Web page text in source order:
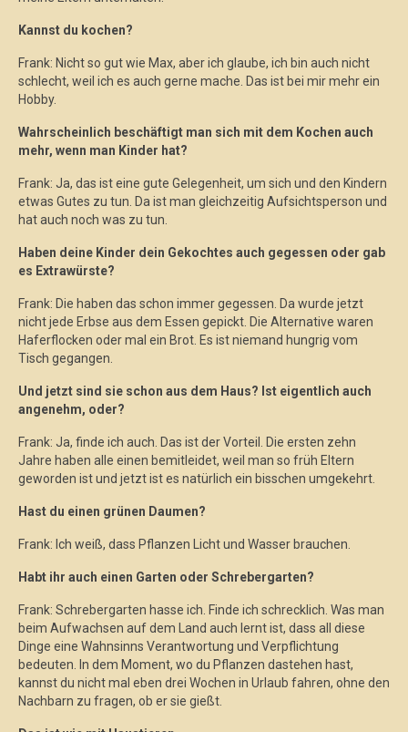
Kannst du kochen?
Frank: Nicht so gut wie Max, aber ich glaube, ich bin auch nicht
schlecht, weil ich es auch gerne mache. Das ist bei mir mehr ein
Hobby.
Wahrscheinlich beschäftigt man sich mit dem Kochen auch
mehr, wenn man Kinder hat?
Frank: Ja, das ist eine gute Gelegenheit, um sich und den Kindern
etwas Gutes zu tun. Da ist man gleichzeitig Aufsichtsperson und
hat auch noch was zu tun.
Haben deine Kinder dein Gekochtes auch gegessen oder gab
es Extrawürste?
Frank: Die haben das schon immer gegessen. Da wurde jetzt
nicht jede Erbse aus dem Essen gepickt. Die Alternative waren
Haferflocken oder mal ein Brot. Es ist niemand hungrig vom
Tisch gegangen.
Und jetzt sind sie schon aus dem Haus? Ist eigentlich auch
angenehm, oder?
Frank: Ja, finde ich auch. Das ist der Vorteil. Die ersten zehn
Jahre haben alle einen bemitleidet, weil man so früh Eltern
geworden ist und jetzt ist es natürlich ein bisschen umgekehrt.
Hast du einen grünen Daumen?
Frank: Ich weiß, dass Pflanzen Licht und Wasser brauchen.
Habt ihr auch einen Garten oder Schrebergarten?
Frank: Schrebergarten hasse ich. Finde ich schrecklich. Was man
beim Aufwachsen auf dem Land auch lernt ist, dass all diese
Dinge eine Wahnsinns Verantwortung und Verpflichtung
bedeuten. In dem Moment, wo du Pflanzen dastehen hast,
kannst du nicht mal eben drei Wochen in Urlaub fahren, ohne den
Nachbarn zu fragen, ob er sie gießt.